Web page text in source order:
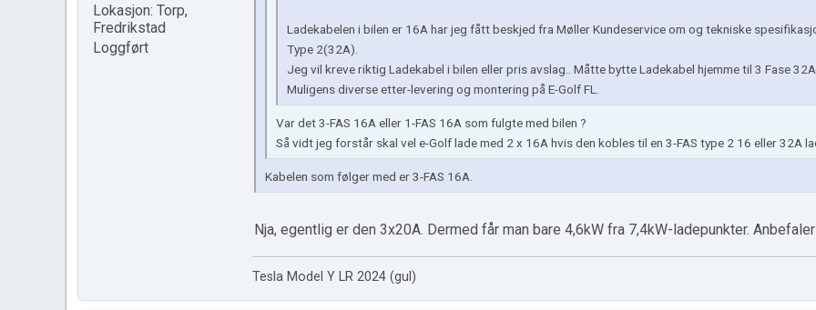
Lokasjon: Torp,
Fredrikstad
Loggført
Ladekabelen i bilen er 16A har jeg fått beskjed fra Møller Kundeservice om og tekniske
Type 2(32A).
Jeg vil kreve riktig Ladekabel i bilen eller pris avslag.. Måtte bytte Ladekabel hjemme til 3 Fase
Muligens diverse etter-levering og montering på E-Golf FL.
Var det 3-FAS 16A eller 1-FAS 16A som fulgte med bilen ?
Så vidt jeg forstår skal vel e-Golf lade med 2 x 16A hvis den kobles til en 3-FAS type 2 16 eller 32A
Kabelen som følger med er 3-FAS 16A.
Nja, egentlig er den 3x20A. Dermed får man bare 4,6kW fra 7,4kW-ladepunkter.
Tesla Model Y LR 2024 (gul)